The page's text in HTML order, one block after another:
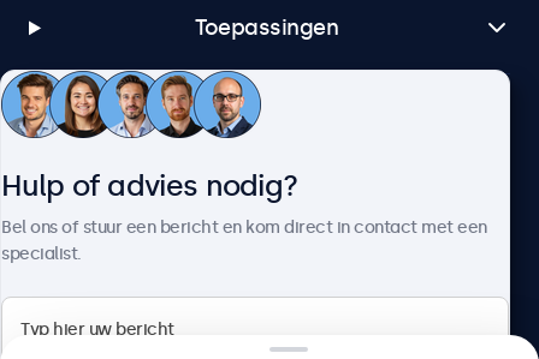
Toepassingen
Klantenservice
Hulp of advies nodig?
Bel ons of stuur een bericht en kom direct in contact met een
specialist.